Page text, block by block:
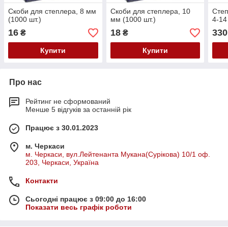
Скоби для степлера, 8 мм
(1000 шт.)
16 ₴
Купити
Скоби для степлера, 10
мм (1000 шт.)
18₴
Купити
4-
330
Про нас
Рейтинг не сформований
Менше 5 відгуків за останній рік
Працює з 30.01.2023
м. Черкаси
м. Черкаси, вул.Лейтенанта Мукана(Сурікова) 10/1 оф.
203, Черкаси, Україна
Контакти
Сьогодні працює з 09:00 до 16:00
Показати весь графік роботи